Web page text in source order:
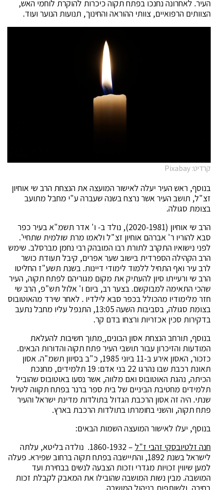
העיר. לאחרונה נחנכו בפתח תקוה כיכרות להוקרת לוחמי האש,
הצוותים הרפואיים, צוותי ההוראה והחינוך, תנועות הנוער ועוד.
קרדיט: Pixabay
בנוסף, ראש העיר יעלה לאישור המועצה את הנצחת הרב שי אוחיון
זצ"ל, תושב העיר אשר נרצח בשנה שעברה ע"י מחבל מתועב
בצומת סגולה.
הרב שי אוחיון (2020-1981), נולד ב- ו' אדר תשמ"א בעיר כפר
סבא להוריו ר' אברהם אוחיון זצ"ל ולאמו מרת שולמית שתחיי'.
לפני נישואיו התקרב לתורת רבו המובהק רבי נחמן מברסלב. שימש
הרב הקהילה הספרדית בישוב שער אפרים, קיבל תעודת כושר
לרב עיר ואף התחיל ללמוד לימודי דיינות. בשנת תשע"ז החליטו
הרב שי ורעייתו סיון להעתיק את מקום מגוריהם לפתח תקוה, העיר
שהכי התאימה למבוקשם. בצער רב, ביום ו' אלול תש"פ, הרב שי
חזר מלימודיו מהכולל בכפר סבא לילדיו . לאחר שירד מהאוטובוס
בצומת סגולה, בסביבות השעה 13:05, התנפל עליו מחבל נתעב
בדקירות סכין אכזריות ורצחו בדם קר.
בנוסף, תורחב הנצחת אסון הבונים, מתוך חשיבות להעלאת
המודעות והזיכרון עבור תושבי העיר פתח תקוה והדורות הבאים.
כזכור, האסון אירע ב-11 ביוני 1985, כ"ב בסיוון תשמ"ה. אסון
תאונת רכבת שבו נהרגו 22 בני אדם: 19 תלמידים, מחנכת
הכיתה, נהגת האוטובוס ואם מלווה, אשר נסעו באוטובוס שהוביל
תלמידים מחטיבת הביניים של בית ספר ברנר בפתח תקווה לטיול
שנתי. היה זה אסון הרכבת הגדול בתולדות מדינת ישראל והעיר
פתח תקוה, והשני בחומרתו בתולדות הרכבת בארץ.
בנוסף, יעלו לאישור המועצה השמות הבאים:
חנה זלטיובסקי זהבי ז"ל
– 1860-1932. נולדה בליטא, עלתה
לישראל בשנת 1892, והתיישבה בפתח תקוה ברחוב שפירא. פעלה
למען שיווין זכויות מגדרי וזכות הצבעה לנשים בבחירת ועד
המושבה. מבין נשות המושבה שהובילו את המאבק לקבלת זכות